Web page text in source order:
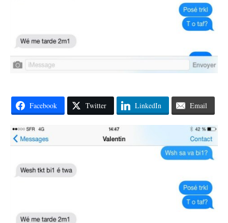
Facebook Twitter LinkedIn Email